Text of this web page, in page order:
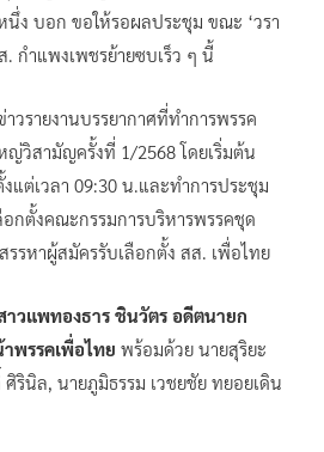
นึ่ง บอก ขอให้รอผลประชุม ขณะ ‘วรา
. กำแพงเพชรย้ายซบเร็ว ๆ นี้
วรายงานบรรยากาศที่ทำการพรรค
ญ่วิสามัญครั้งที่ 1/2568 โดยเริ่มต้น
แต่เวลา 09:30 น.และทำการประชุม
อกตั้งคณะกรรมการบริหารพรรคชุด
รรหาผู้สมัครรับเลือกตั้ง สส. เพื่อไทย
าวแพทองธาร ชินวัตร อดีตนายก
พรรคเพื่อไทย พร้อมด้วย นายสุริยะ
ศิรินิล, นายภูมิธรรม เวชยชัย ทยอยเดิน